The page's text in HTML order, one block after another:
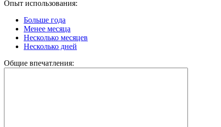
Опыт использования:
Больше года
Менее месяца
Несколько месяцев
Несколько дней
Общие впечатления: